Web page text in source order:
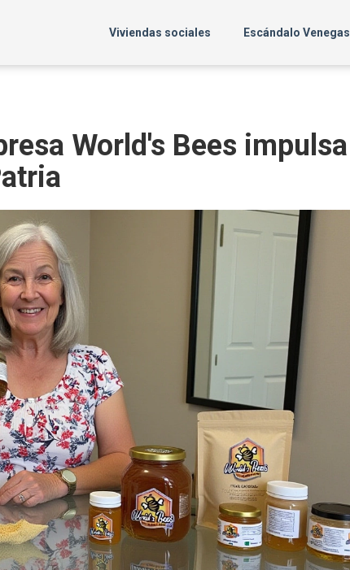
Viviendas sociales Escándalo Venegas
World's Bees impulsa